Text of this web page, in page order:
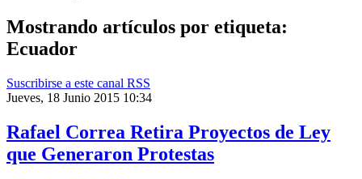
Mostrando artículos por etiqueta:
Ecuador
Suscribirse a este canal RSS
Jueves, 18 Junio 2015 10:34
Rafael Correa Retira Proyectos de Ley
que Generaron Protestas